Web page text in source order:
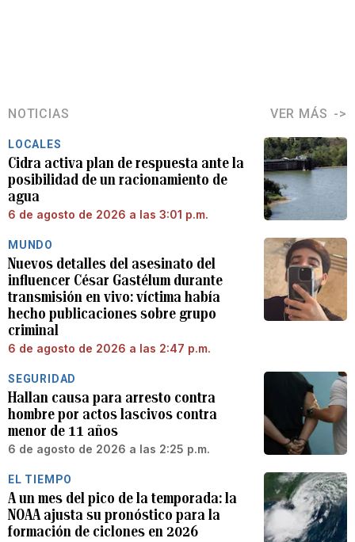
NOTICIAS VER MÁS
LOCALES
Cidra activa plan de respuesta ante la
posibilidad de un racionamiento de
agua
6 de agosto de 2026 a las 3:01 p.m.
MUNDO
Nuevos detalles del asesinato del
influencer César Gastélum durante
transmisión en vivo: víctima había
hecho publicaciones sobre grupo
criminal
6 de agosto de 2026 a las 2:47 p.m.
SEGURIDAD
Hallan causa para arresto contra
hombre por actos lascivos contra
menor de 11 años
6 de agosto de 2026 a las 2:25 p.m.
EL TIEMPO
A un mes del pico de la temporada: la
NOAA ajusta su pronóstico para la
formación de ciclones en 2026